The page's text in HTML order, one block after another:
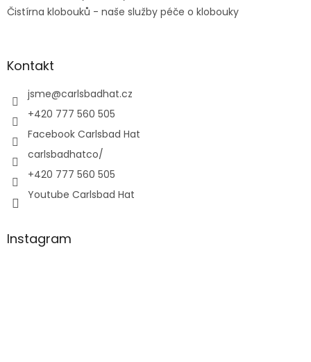
Čistírna klobouků - naše služby péče o klobouky
Kontakt
jsme@carlsbadhat.cz
+420 777 560 505
Facebook Carlsbad Hat
carlsbadhatco/
+420 777 560 505
Youtube Carlsbad Hat
Instagram